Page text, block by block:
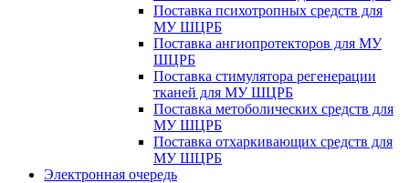
Поставка психотропных средств для
МУ ШЦРБ
Поставка ангиопротекторов для МУ
ШЦРБ
Поставка стимулятора регенерации
тканей для МУ ШЦРБ
Поставка метоболических средств для
МУ ШЦРБ
Поставка отхаркивающих средств для
МУ ШЦРБ
Электронная очередь